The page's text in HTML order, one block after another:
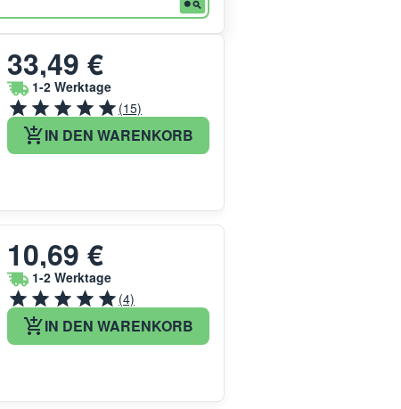
33,49 €
1-2 Werktage
(15)
IN DEN WARENKORB
10,69 €
1-2 Werktage
(4)
IN DEN WARENKORB